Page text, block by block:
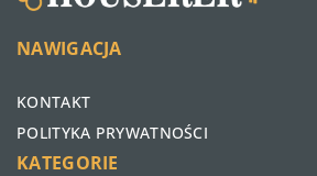
NAWIGACJA
KONTAKT
POLITYKA PRYWATNOŚCI
KATEGORIE